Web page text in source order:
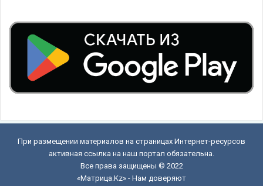
При размещении материалов на страницах Интернет-ресурсов
активная ссылка на наш портал обязательна.
Все права защищены © 2022
«Матрица.Kz» - Нам доверяют